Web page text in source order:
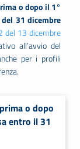
o dopo il 1°
31 dicembre
del 13 dicembre
all’avvio del
per i profili
o dopo
entro il 31